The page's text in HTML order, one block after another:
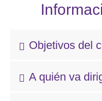
Objetivos del
A quién va